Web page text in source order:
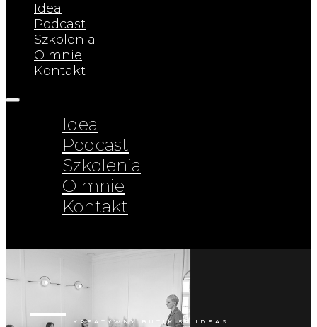
Idea
Podcast
Szkolenia
O mnie
Kontakt
Idea
Podcast
Szkolenia
O mnie
Kontakt
KREATYWNY BUTIK 54 IDEAS